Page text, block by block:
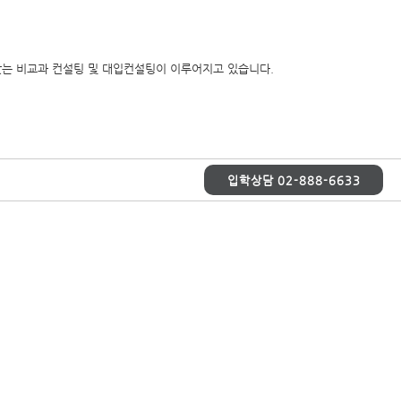
비교과 컨설팅 및 대입컨설팅이 이루어지고 있습니다.
입학상담 02-888-6633